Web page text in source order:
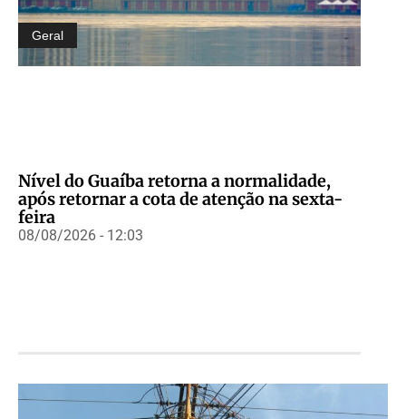
Geral
Nível do Guaíba retorna a normalidade,
após retornar a cota de atenção na sexta-
feira
08/08/2026 - 12:03